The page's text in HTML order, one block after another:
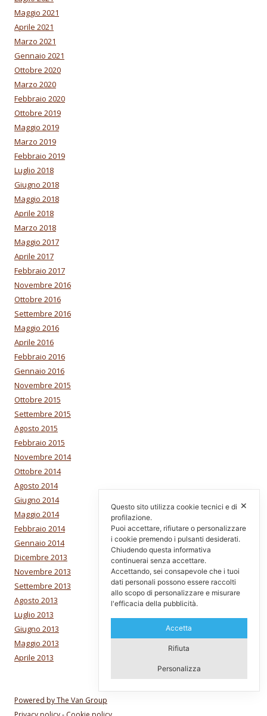
Maggio 2021
Aprile 2021
Marzo 2021
Gennaio 2021
Ottobre 2020
Marzo 2020
Febbraio 2020
Ottobre 2019
Maggio 2019
Marzo 2019
Febbraio 2019
Luglio 2018
Giugno 2018
Maggio 2018
Aprile 2018
Marzo 2018
Maggio 2017
Aprile 2017
Febbraio 2017
Novembre 2016
Ottobre 2016
Settembre 2016
Maggio 2016
Aprile 2016
Febbraio 2016
Gennaio 2016
Novembre 2015
Ottobre 2015
Settembre 2015
Agosto 2015
Febbraio 2015
Novembre 2014
Ottobre 2014
Agosto 2014
Giugno 2014
Maggio 2014
Febbraio 2014
Gennaio 2014
Dicembre 2013
Novembre 2013
Settembre 2013
Agosto 2013
Luglio 2013
Giugno 2013
Maggio 2013
Aprile 2013
Powered by The Van Group
✕
Questo sito utilizza cookie tecnici e di
profilazione.
Puoi accettare, rifiutare o personalizzare
i cookie premendo i pulsanti desiderati.
Chiudendo questa informativa
continuerai senza accettare.
Accettando, sei consapevole che i tuoi
dati personali possono essere raccolti
allo scopo di personalizzare e misurare
l'efficacia della pubblicità.
Accetta
Rifiuta
Personalizza